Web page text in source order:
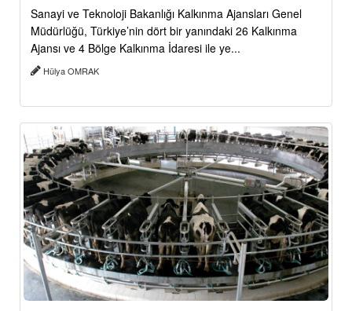
Sanayi ve Teknoloji Bakanlığı Kalkınma Ajansları Genel
Müdürlüğü, Türkiye’nin dört bir yanındaki 26 Kalkınma
Ajansı ve 4 Bölge Kalkınma İdaresi ile ye...
Hülya OMRAK